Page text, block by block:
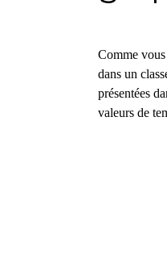
Comme
dans un
présentées
valeurs de